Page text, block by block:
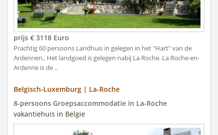
prijs € 3118 Euro
Prachtig 60 persoons Landhuis in gelegen in het "Hart" van de
Ardennen.. Het landgoed is gelegen nabij La Roche. La Roche-en-
Ardenne is de ..
Belgisch-Luxemburg | La-Roche
8-persoons Groepsaccommodatie in La-Roche
vakantiehuis in Belgie